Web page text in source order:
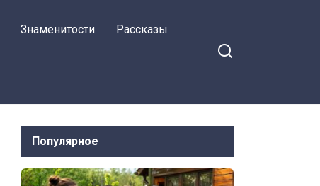
Знаменитости Рассказы
Популярное